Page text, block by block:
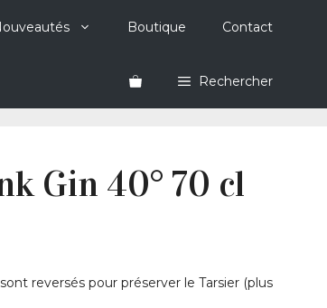
Boutique Contact
Rechercher
Gin 40° 70 cl
reversés pour préserver le Tarsier (plus